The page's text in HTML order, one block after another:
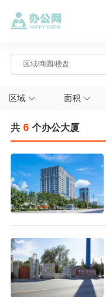
区域 面积
共 6 个办公大厦